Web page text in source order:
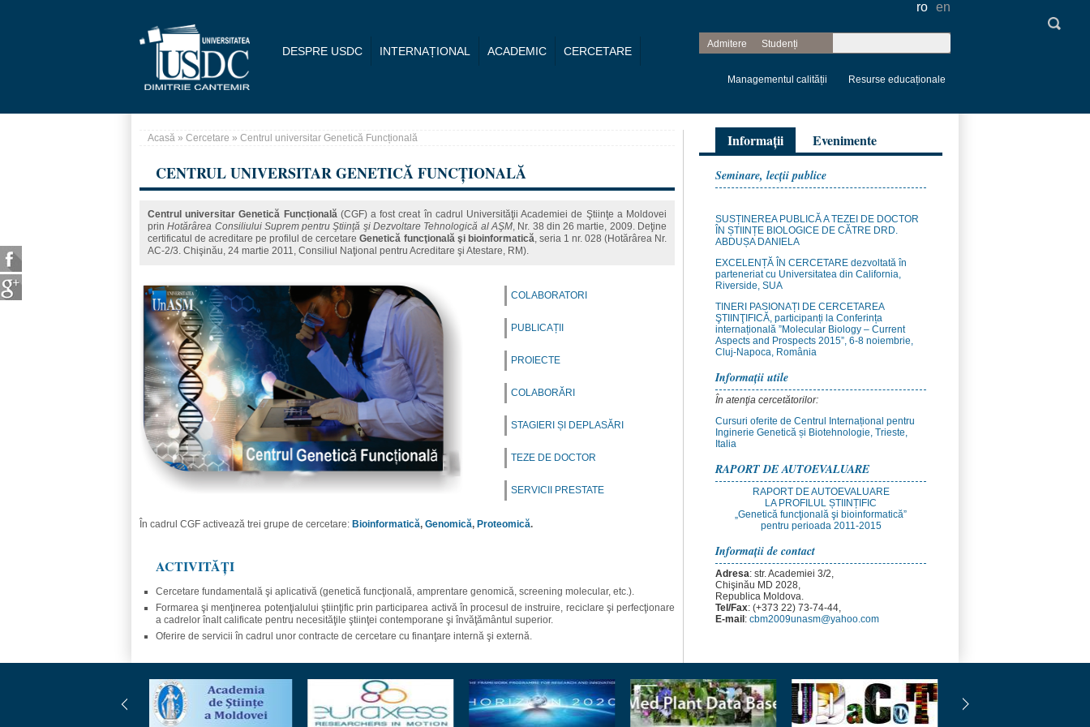
DESPRE USDC INTERNAȚIONAL ACADEMIC CERCETARE
ro en
Admitere Studenți
Formular de
căutare
Managementul calității Resurse educaționale
Acasă » Cercetare » Centrul universitar Genetică Funcțională
CENTRUL UNIVERSITAR GENETICĂ FUNCȚIONALĂ
Centrul universitar Genetică Funcțională(CGF) a fost creat în cadrul Universităţii Academiei de Ştiinţe a Moldovei
prin Hotărârea Consiliului Suprem pentru Ştiinţă şi Dezvoltare Tehnologică al AŞM, Nr. 38 din 26 martie, 2009. Deţine
certificatul de acreditare pe profilul de cercetareGenetică funcţională şi bioinformatică, seria 1 nr. 028 (Hotărârea Nr.
AC-2/3. Chişinău, 24 martie 2011, Consiliul Naţional pentru Acreditare şi Atestare, RM).
COLABORATORI
PUBLICAȚII
PROIECTE
COLABORĂRI
STAGIERI ȘI DEPLASĂRI
TEZE DE DOCTOR
SERVICII PRESTATE
În cadrul CGF activează trei grupe de cercetare: Bioinformatică, Genomică, Proteomică.
ACTIVITĂŢI
Cercetare fundamentală şi aplicativă (genetică funcţională, amprentare genomică, screening molecular, etc.).
Formarea şi menţinerea potenţialului ştiinţific prin participarea activă în procesul de instruire, reciclare şi perfecţionare
a cadrelor înalt calificate pentru necesităţile ştiinţei contemporane şi învăţământul superior.
Oferire de servicii în cadrul unor contracte de cercetare cu finanţare internă şi externă.
Informații Evenimente
Seminare, lecţii publice
SUSȚINEREA PUBLICĂ A TEZEI DE DOCTOR
ÎN ȘTIINȚE BIOLOGICE DE CĂTRE DRD.
ABDUȘA DANIELA
EXCELENȚĂ ÎN CERCETARE dezvoltată în
parteneriat cu Universitatea din California,
Riverside, SUA
TINERI PASIONAȚI DE CERCETAREA
ŞTIINŢIFICĂ, participanți la Conferința
internațională ”Molecular Biology – Current
Aspects and Prospects 2015”, 6-8 noiembrie,
Cluj-Napoca, România
Informaţii utile
În atenţia cercetătorilor:
Cursuri oferite de Centrul Internațional pentru
Inginerie Genetică și Biotehnologie, Trieste,
Italia
RAPORT DE AUTOEVALUARE
RAPORT DE AUTOEVALUARE
LA PROFILUL ȘTIINȚIFIC
„Genetică funcţională şi bioinformatică”
pentru perioada 2011-2015
Informații de contact
Adresa: str. Academiei 3/2,
Chişinău MD 2028,
Republica Moldova.
Tel/Fax: (+373 22) 73-74-44,
E-mail : cbm2009unasm@yahoo.com